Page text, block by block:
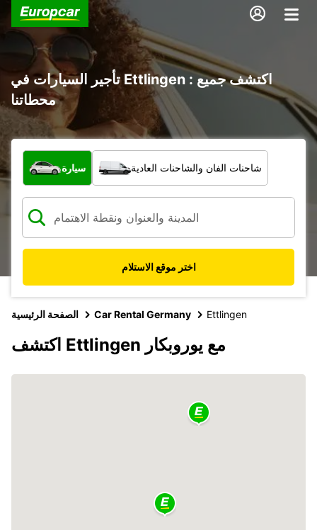
تأجير السيارات في Ettlingen : اكتشف جميع
محطاتنا
ما نوع المركبة؟
سيارة شاحنات الفان والشاحنات العادية
اختر موقع الاستلام
الصفحة الرئيسية Car Rental Germany Ettlingen
اكتشف Ettlingen مع يوروبكار